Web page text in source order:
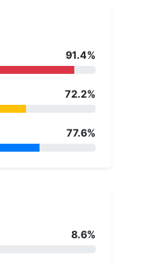
91.4%
72.2%
77.6%
8.6%